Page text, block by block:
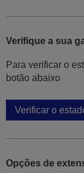
Verifique a sua
Para verificar o
botão abaixo
Verificar o
Opções de